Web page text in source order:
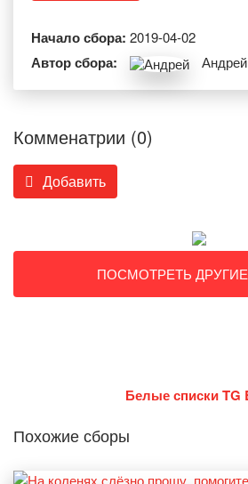
Начало сбора: 2019-04-02
Автор сбора:
Комменатрии (0)
Добавить
ПОСМОТРЕТЬ
Белые списки TG
Похожие сборы